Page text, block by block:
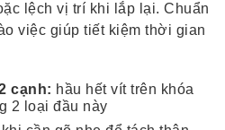
lệch vị trí khi lắp lại. Chuẩn
việc giúp tiết kiệm thời gian
cạnh: hầu hết vít trên khóa
2 loại đầu này